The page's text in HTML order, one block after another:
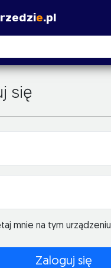
e.pl
się
mnie na tym urządzeniu
Zaloguj się